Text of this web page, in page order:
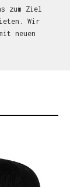
zum Ziel
Wir
neuen